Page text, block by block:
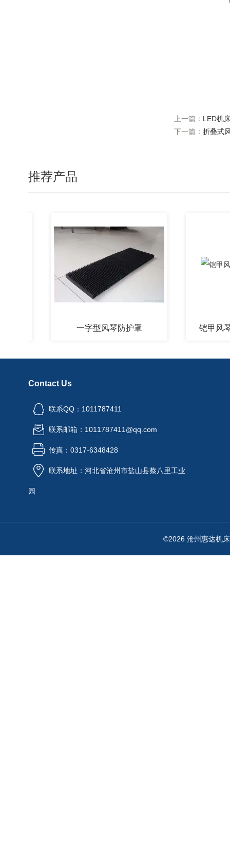
上一篇： LED机
下一篇： 折叠式
推荐产品
一字型风琴防护罩 铠甲风琴防
Contact Us
联系QQ：1011787411
联系邮箱：1011787411@qq.com
传真：0317-6348428
联系地址：河北省沧州市盐山县蔡八里工业
园
©2026 沧州惠达机